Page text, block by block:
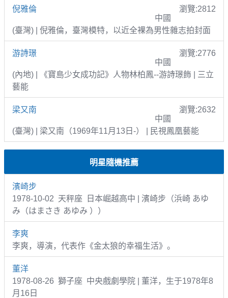
倪雅倫
瀏覽:2812
中國
(臺灣) | 倪雅倫，臺灣模特，以近全裸為男性雜志拍封面
游詩璟
瀏覽:2776
中國
(內地) | 《寶島少女成功記》人物林柏鳳--游詩璟飾 | 三立
藝能
梁又南
瀏覽:2632
中國
(臺灣) | 梁又南（1969年11月13日-） | 民視鳳凰藝能
明星隨機推薦
濱崎步
1978-10-02 天秤座 日本崛越高中 | 濱崎步（浜崎 あゆ
み（はまさき あゆみ ））
李爽
李爽，導演，代表作《金太狼的幸福生活》。
董洋
1978-08-26 獅子座 中央戲劇學院 | 董洋，生于1978年8
月16日